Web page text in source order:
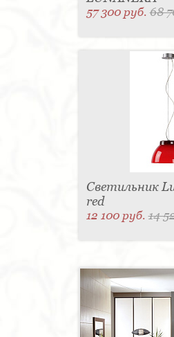
57 300 руб.68
Светильник
red
12 100 руб.14